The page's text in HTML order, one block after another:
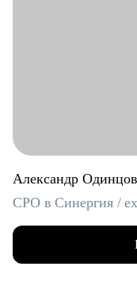
Александр Одинцов
CPO в Синергия /